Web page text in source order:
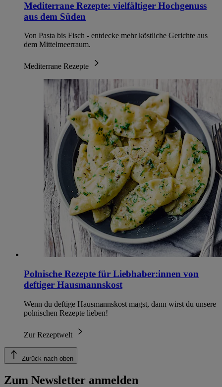
Mediterrane Rezepte: vielfältiger Hochgenuss
aus dem Süden
Von Pasta bis Fisch - entdecke mehr köstliche Gerichte aus
dem Mittelmeerraum.
Mediterrane Rezepte
Polnische Rezepte für Liebhaber:innen von
deftiger Hausmannskost
Wenn du deftige Hausmannskost magst, dann wirst du unsere
polnischen Rezepte lieben!
Zur Rezeptwelt
Zurück nach oben
Zum Newsletter anmelden